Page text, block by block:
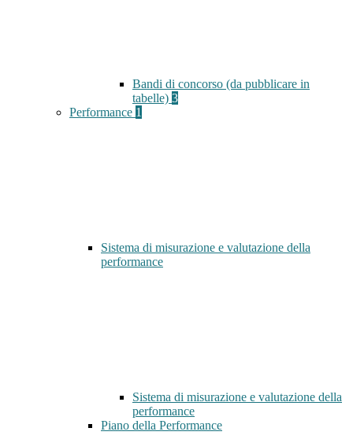
Bandi di concorso (da pubblicare in
tabelle) 3
Performance 1
Sistema di misurazione e valutazione della
performance
Sistema di misurazione e valutazione della
performance
Piano della Performance